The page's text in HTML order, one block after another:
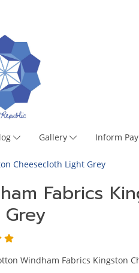
Gallery Inform
Cheesecloth Light Grey
Fabrics
Windham Fabrics Kingston